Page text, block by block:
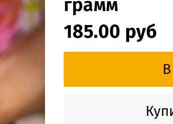
грамм
185.00 руб